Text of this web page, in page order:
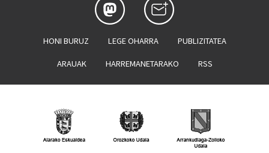
HONI BURUZ LEGE OHARRA PUBLIZITATEA
ARAUAK HARREMANETARAKO RSS